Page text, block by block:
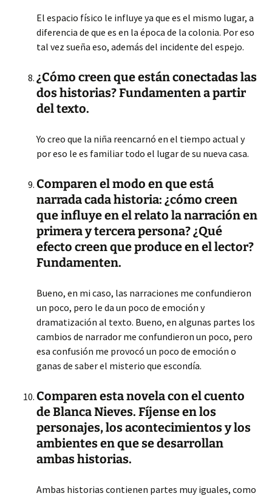
El espacio físico le influye ya que es el mismo lugar, a
diferencia de que es en la época de la colonia. Por eso
tal vez sueña eso, además del incidente del espejo.
¿Cómo creen que están conectadas las
dos historias? Fundamenten a partir
del texto.
Yo creo que la niña reencarnó en el tiempo actual y
por eso le es familiar todo el lugar de su nueva casa.
Comparen el modo en que está
narrada cada historia: ¿cómo creen
que influye en el relato la narración en
primera y tercera persona? ¿Qué
efecto creen que produce en el lector?
Fundamenten.
Bueno, en mi caso, las narraciones me confundieron
un poco, pero le da un poco de emoción y
dramatización al texto. Bueno, en algunas partes los
cambios de narrador me confundieron un poco, pero
esa confusión me provocó un poco de emoción o
ganas de saber el misterio que escondía.
Comparen esta novela con el cuento
de Blanca Nieves. Fíjense en los
personajes, los acontecimientos y los
ambientes en que se desarrollan
ambas historias.
Ambas historias contienen partes muy iguales, como